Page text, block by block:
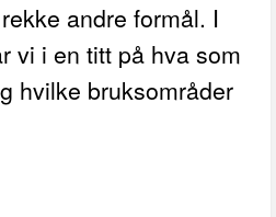
andre formål. I
vi i en titt på hva som
hvilke bruksområder